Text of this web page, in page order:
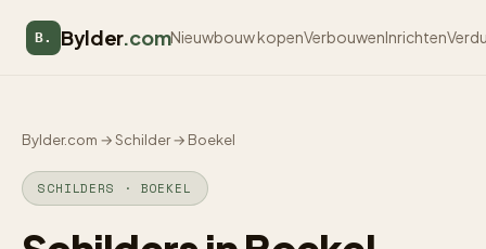
B. Bylder.comNieuwbouw kopenVerbouwenInrichten
Bylder.com →Schilder→ Boekel
SCHILDERS · BOEKEL